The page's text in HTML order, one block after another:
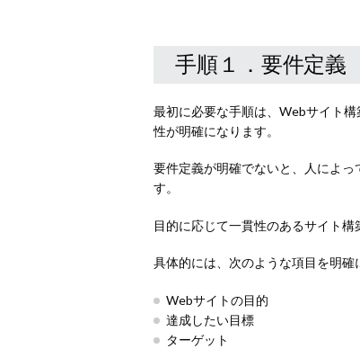
手順１．要件定義
最初に必要な手順は、Webサイト
性が明確になります。
要件定義が明確でないと、人によ
す。
目的に応じて一貫性のあるサイト構
具体的には、次のような項目を明確
Webサイトの目的
達成したい目標
ターゲット